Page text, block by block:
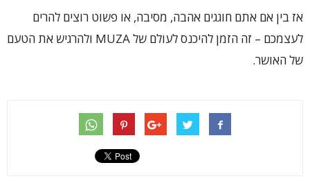
אז בין אם אתם חוגגים אהבה, מסיבה, או פשוט רוצים להרים
לעצמכם – זה הזמן להיכנס לעולם של MUZA ולהרגיש את הטעם
של האושר.